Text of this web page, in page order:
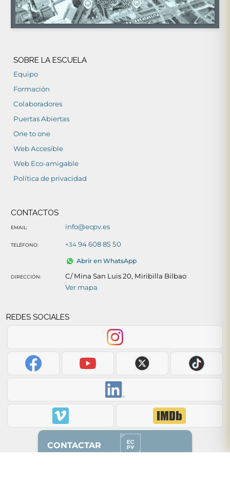
SOBRE LA ESCUELA
Equipo
Formación
Colaboradores
Puertas Abiertas
One to one
Web Accesible
Web Eco-amigable
Política de privacidad
CONTACTOS
EMAIL: info@ecpv.es
TELÉFONO: +3494 608 85 50
Abrir en WhatsApp
DIRECCIÓN:
C/ Mina San Luis 20, Miribilla Bilbao
Ver mapa
REDES SOCIALES
CONTACTAR